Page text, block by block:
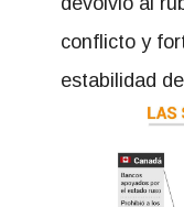
conflicto y
estabilidad